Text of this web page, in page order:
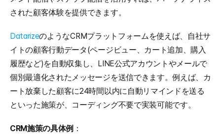
された顧客体験を提供できます。
DatarizeのようなCRMプラットフォームを使えば、自社サ
イトの顧客行動データ(ページビュー、カート追加、購入
履歴など)を自動収集し、LINE公式アカウントやメールで
個別最適化されたメッセージを送信できます。例えば、カ
ート放棄した顧客に24時間以内に自動リマインドを送る
といった施策が、コーディング不要で実装可能です。
CRM施策の具体例 ：